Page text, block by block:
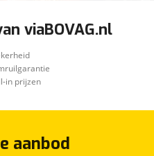
viaBOVAG.nl
in prijzen
aanbod